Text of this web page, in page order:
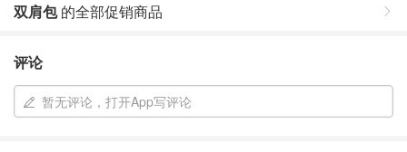
双肩包的全部促销商品
评论
暂无评论，打开App写评论